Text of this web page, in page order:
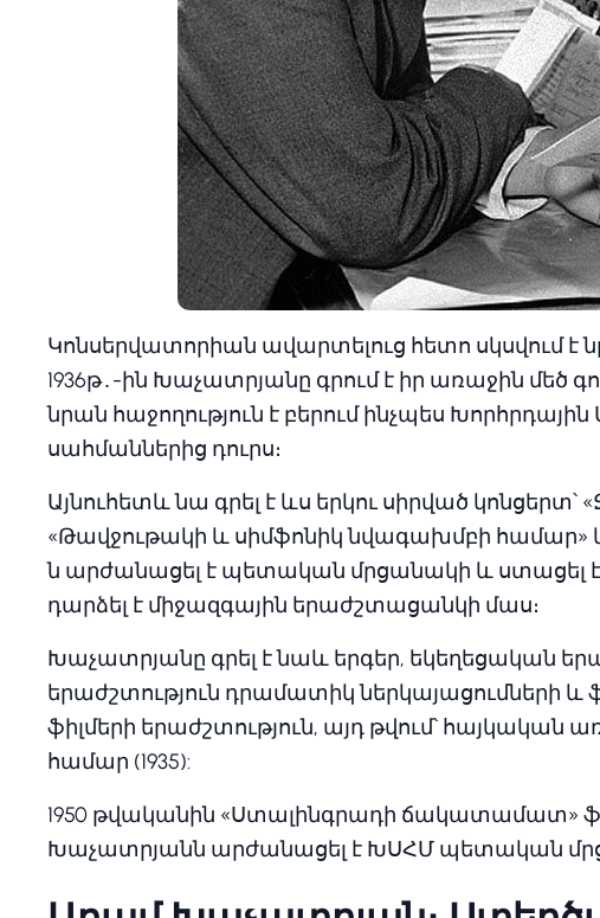
Կոնսերվատորիան ավարտելուց հետո սկսվում է
1936թ․-ին Խաչատրյանը գրում է իր առաջին մեծ
նրան հաջողություն է բերում ինչպես Խորհրդային
սահմաններից դուրս։
Այնուհետև նա գրել է ևս երկու սիրված կոնցերտ՝
«Թավջութակի և սիմֆոնիկ նվագախմբի համար»
ն արժանացել է պետական մրցանակի և ստացել
դարձել է միջազգային երաժշտացանկի մաս։
Խաչատրյանը գրել է նաև երգեր, եկեղեցական
երաժշտություն դրամատիկ ներկայացումների և
ֆիլմերի երաժշտություն, այդ թվում՝ հայկական
համար (1935):
1950 թվականին «Ստալինգրադի ճակատամատ»
Խաչատրյանն արժանացել է ԽՍՀՄ պետական